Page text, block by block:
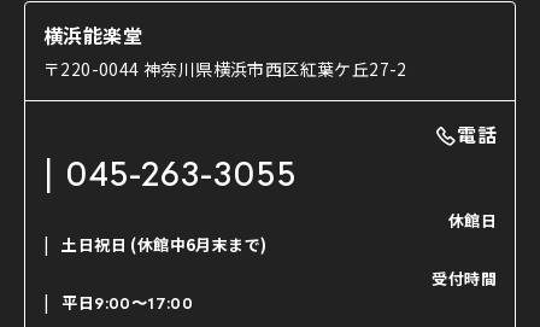
ご利用の流れ
利用料金表
能舞台と演じ手
使用する道具
能・狂言の曲目説明
日本の古典芸能
コラム
OTABISHO
チケット購入方法
ご寄附について
よくいただくご質問
横浜能楽堂
〒220-0044 神奈川県横浜市西区紅葉ケ丘27-2
電話
045-263-3055
休館日
土日祝日 (休館中6月末まで)
受付時間
平日9:00〜17:00